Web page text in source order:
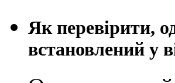
Як перевірити,
встановлений у